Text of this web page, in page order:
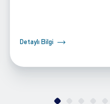
Detaylı Bilgi